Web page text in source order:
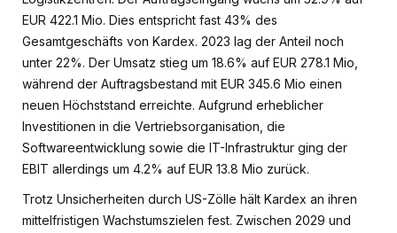
EUR 422.1 Mio. Dies entspricht fast 43% des
Gesamtgeschäfts von Kardex. 2023 lag der Anteil noch
unter 22%. Der Umsatz stieg um 18.6% auf EUR 278.1 Mio,
während der Auftragsbestand mit EUR 345.6 Mio einen
neuen Höchststand erreichte. Aufgrund erheblicher
Investitionen in die Vertriebsorganisation, die
Softwareentwicklung sowie die IT-Infrastruktur ging der
EBIT allerdings um 4.2% auf EUR 13.8 Mio zurück.
Trotz Unsicherheiten durch US-Zölle hält Kardex an ihren
mittelfristigen Wachstumszielen fest. Zwischen 2029 und